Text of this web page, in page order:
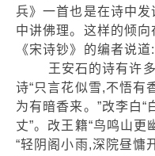
兵》一首也是在诗中
中讲佛理。这样的倾
《宋诗钞》的编者说
王安石的诗有许多
诗“只言花似雪,不悟有
为有暗香来。”改李白“
丈”。改王籍“鸟鸣山更
“轻阴阁小雨,深院昼慵